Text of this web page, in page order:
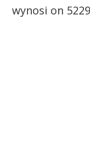
wynosi on